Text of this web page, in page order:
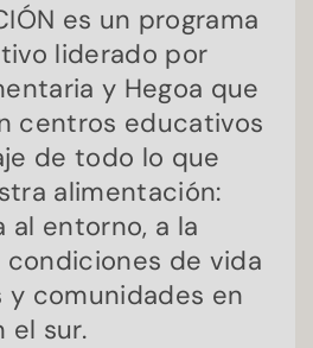
es un programa
liderado por
y Hegoa que
centros educativos
de todo lo que
alimentación:
al entorno, a la
condiciones de vida
y comunidades en
el sur.